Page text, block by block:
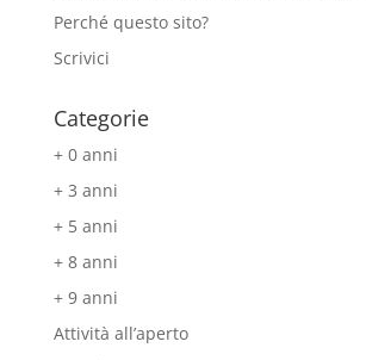
Perché questo sito?
Scrivici
Categorie
+ 0 anni
+ 3 anni
+ 5 anni
+ 8 anni
+ 9 anni
Attività all’aperto